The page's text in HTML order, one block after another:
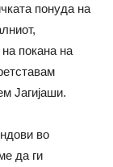
понуда на
покана на
Јагијаши.
во
да ги